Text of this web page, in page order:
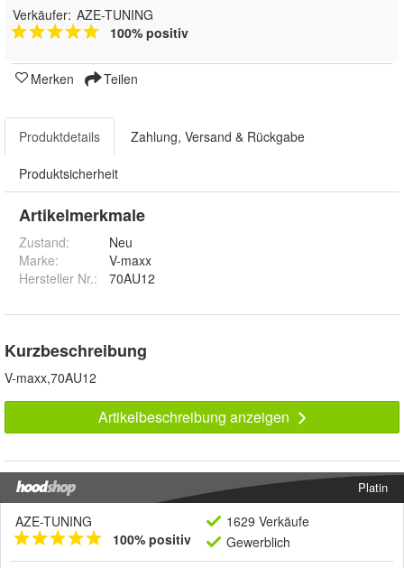
Verkäufer: AZE-TUNING
100% positiv
Merken Teilen
Produktdetails Zahlung, Versand & Rückgabe
Produktsicherheit
Artikelmerkmale
Zustand:
Neu
Marke:
V-maxx
Hersteller Nr.:
70AU12
Kurzbeschreibung
V-maxx,70AU12
Artikelbeschreibung anzeigen
Platin
AZE-TUNING
100% positiv
1629 Verkäufe
Gewerblich